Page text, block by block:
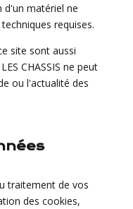
d'un matériel ne
requises.
site sont aussi
CHASSIS ne peut
ou l'actualité des
traitement de vos
des cookies,